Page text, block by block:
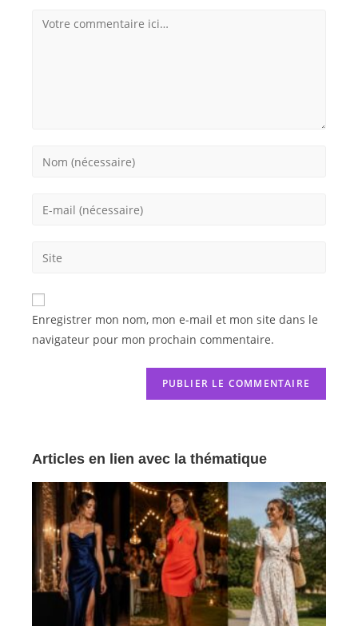
Enregistrer mon nom, mon e-mail et mon site dans le
navigateur pour mon prochain commentaire.
Articles en lien avec la thématique